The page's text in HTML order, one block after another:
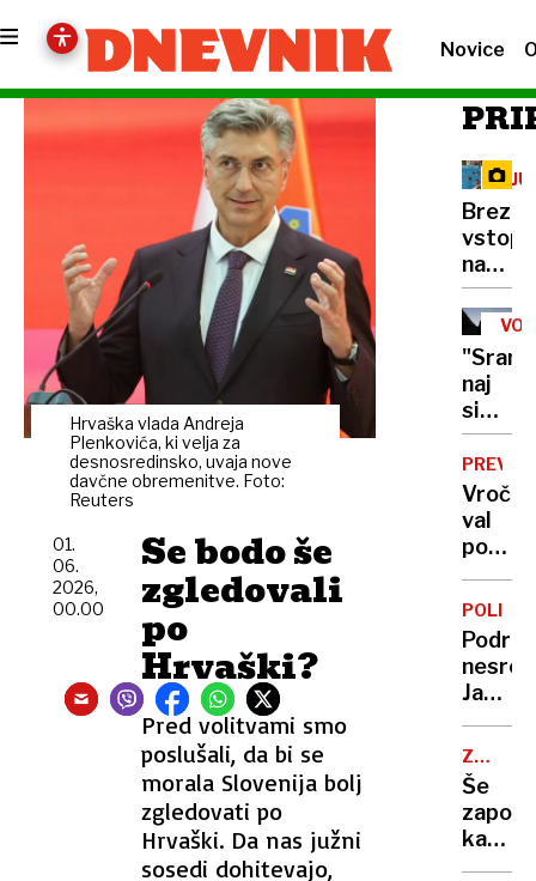
Novice
Hrvaška vlada Andreja
Plenkovića, ki velja za
desnosredinsko, uvaja nove
davčne obremenitve. Foto:
Reuters
Se bodo še
zgledovali
po
Hrvaški?
Pred volitvami smo
poslušali, da bi se
morala Slovenija bolj
zgledovati po
Hrvaški. Da nas južni
sosedi dohitevajo,
01.
06.
2026,
00.00
na
kakšno
je
stanje
na
naj
si
s
krvjo":
Putin
vrata
še
hujšim
val
polni
samo
včeraj
trije
letos
že
več
kot
Janša
med
prvimi
pisal
policija
z njo
PERONI
Še
zapora
in